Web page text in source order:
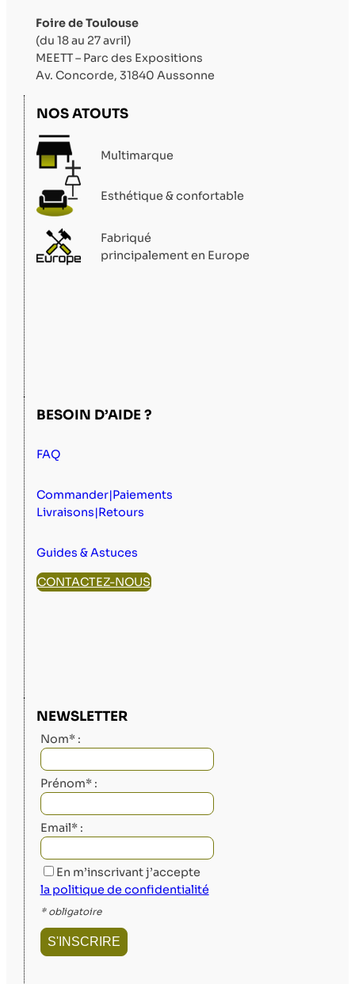
Foire de Toulouse
(du 18 au 27 avril)
MEETT – Parc des Expositions
Av. Concorde, 31840 Aussonne
NOS ATOUTS
Multimarque
Esthétique & confortable
Fabriqué
principalement en Europe
BESOIN D’AIDE ?
FAQ
Commander|Paiements
Livraisons|Retours
Guides & Astuces
CONTACTEZ-NOUS
NEWSLETTER
Nom* :
Prénom* :
Email* :
En m’inscrivant j’accepte
la politique de confidentialité
* obligatoire